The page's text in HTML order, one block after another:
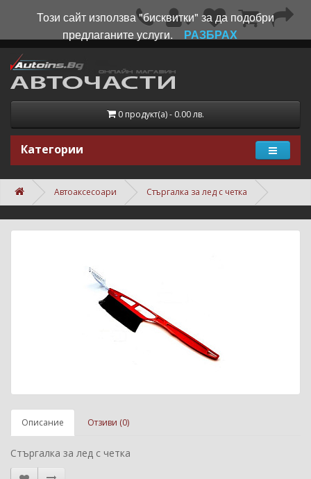
0 продукт(а) - 0.00 лв.
Категории
Автоаксесоари Стъргалка за лед с четка
Описание Отзиви (0)
Стъргалка за лед с четка
Този сайт използва "бисквитки" за да подобри
предлаганите услуги.
РАЗБРАХ